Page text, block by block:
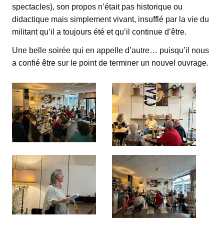
spectacles), son propos n’était pas historique ou
didactique mais simplement vivant, insufflé par la vie du
militant qu’il a toujours été et qu’il continue d’être.
Une belle soirée qui en appelle d’autre… puisqu’il nous
a confié être sur le point de terminer un nouvel ouvrage.